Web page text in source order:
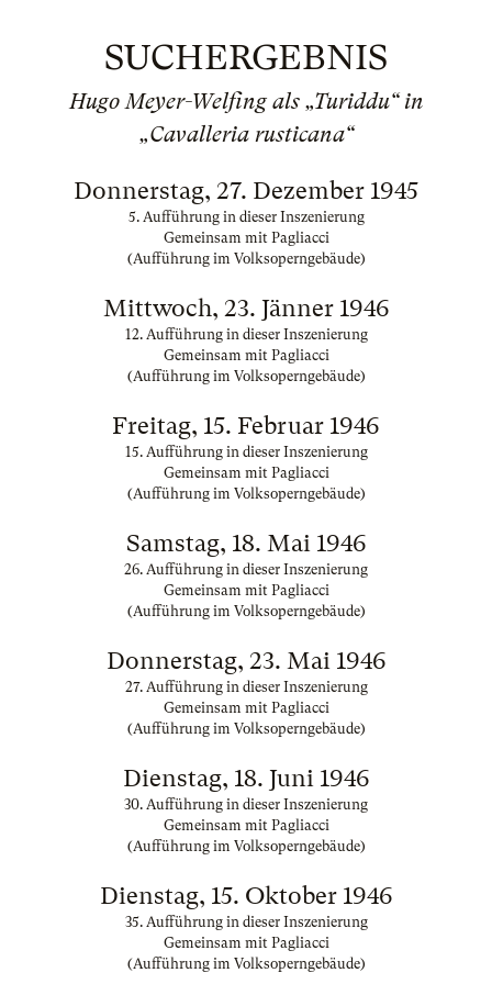
SUCHERGEBNIS
Hugo Meyer-Welfing als „Turiddu“ in
„Cavalleria rusticana“
Donnerstag, 27. Dezember 1945
5. Aufführung in dieser Inszenierung
Gemeinsam mit Pagliacci
(Aufführung im Volksoperngebäude)
Mittwoch, 23. Jänner 1946
12. Aufführung in dieser Inszenierung
Gemeinsam mit Pagliacci
(Aufführung im Volksoperngebäude)
Freitag, 15. Februar 1946
15. Aufführung in dieser Inszenierung
Gemeinsam mit Pagliacci
(Aufführung im Volksoperngebäude)
Samstag, 18. Mai 1946
26. Aufführung in dieser Inszenierung
Gemeinsam mit Pagliacci
(Aufführung im Volksoperngebäude)
Donnerstag, 23. Mai 1946
27. Aufführung in dieser Inszenierung
Gemeinsam mit Pagliacci
(Aufführung im Volksoperngebäude)
Dienstag, 18. Juni 1946
30. Aufführung in dieser Inszenierung
Gemeinsam mit Pagliacci
(Aufführung im Volksoperngebäude)
Dienstag, 15. Oktober 1946
35. Aufführung in dieser Inszenierung
Gemeinsam mit Pagliacci
(Aufführung im Volksoperngebäude)